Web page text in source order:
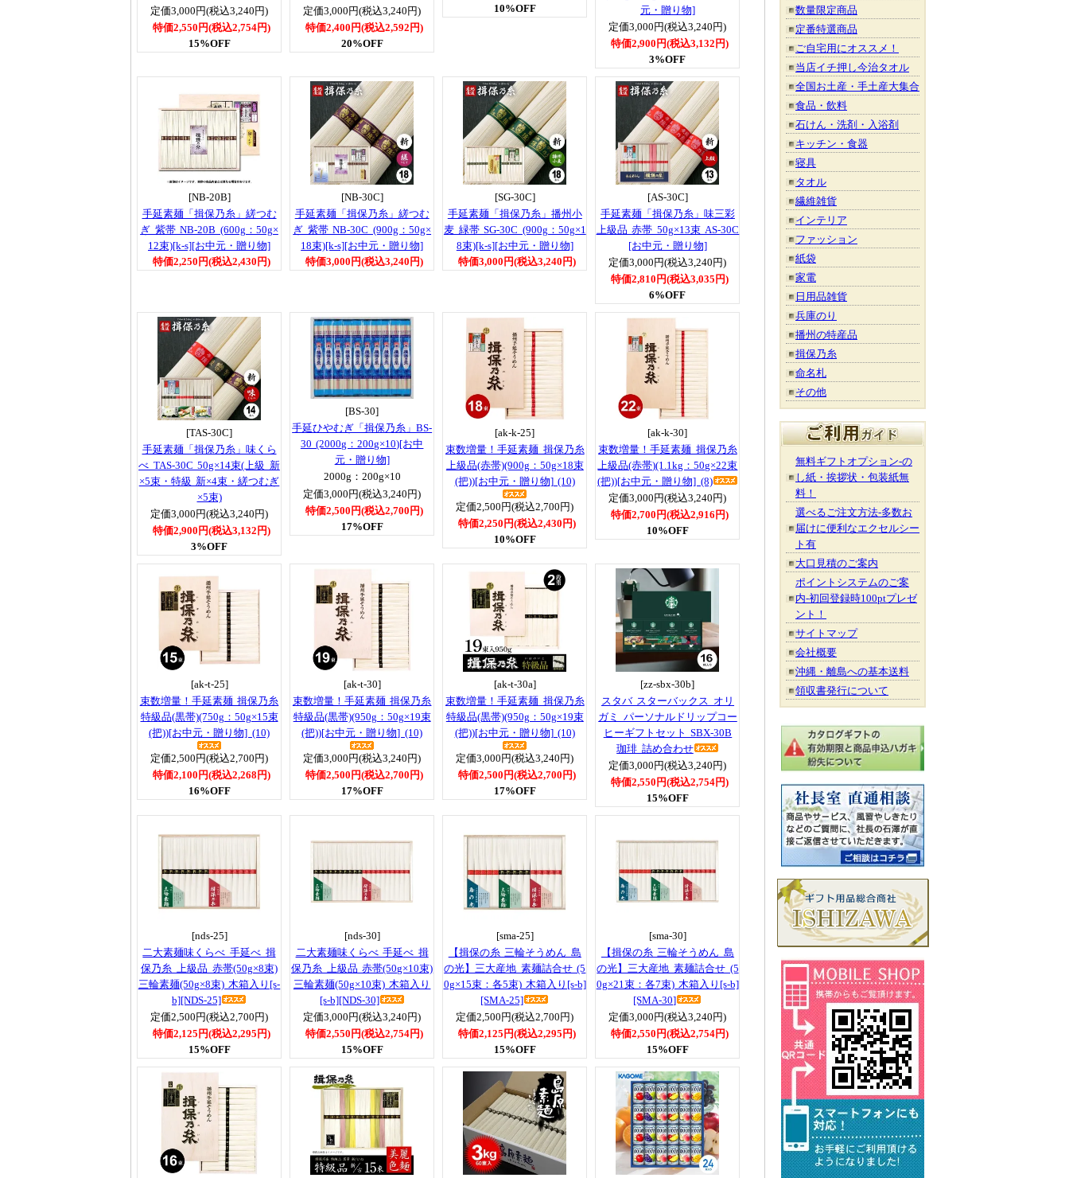
定価3,000円(税込3,240円)
特価2,550円(税込2,754円)
15%OFF
定価3,000円(税込3,240円)
特価2,400円(税込2,592円)
20%OFF
10%OFF
元・贈り物]
定価3,000円(税込3,240円)
特価2,900円(税込3,132円)
3%OFF
[NB-20B]
手延素麺「揖保乃糸」縒つむ
ぎ 紫帯 NB-20B (600g：50g×
12束)[k-s][お中元・贈り物]
特価2,250円(税込2,430円)
[NB-30C]
手延素麺「揖保乃糸」縒つむ
ぎ 紫帯 NB-30C (900g：50g×
18束)[k-s][お中元・贈り物]
特価3,000円(税込3,240円)
[SG-30C]
手延素麺「揖保乃糸」播州小
麦 緑帯 SG-30C (900g：50g×1
8束)[k-s][お中元・贈り物]
特価3,000円(税込3,240円)
[AS-30C]
手延素麺「揖保乃糸」味三彩
上級品 赤帯 50g×13束 AS-30C
[お中元・贈り物]
定価3,000円(税込3,240円)
特価2,810円(税込3,035円)
6%OFF
[TAS-30C]
手延素麺「揖保乃糸」味くら
べ TAS-30C 50g×14束(上級 新
×5束・特級 新×4束・縒つむぎ
×5束)
定価3,000円(税込3,240円)
特価2,900円(税込3,132円)
3%OFF
[BS-30]
手延ひやむぎ「揖保乃糸」BS-
30 (2000g：200g×10)[お中
元・贈り物]
2000g：200g×10
定価3,000円(税込3,240円)
特価2,500円(税込2,700円)
17%OFF
[ak-k-25]
束数増量！手延素麺 揖保乃糸
上級品(赤帯)(900g：50g×18束
(把))[お中元・贈り物] (10)
定価2,500円(税込2,700円)
特価2,250円(税込2,430円)
10%OFF
[ak-k-30]
束数増量！手延素麺 揖保乃糸
上級品(赤帯)(1.1kg：50g×22束
(把))[お中元・贈り物] (8)
定価3,000円(税込3,240円)
特価2,700円(税込2,916円)
10%OFF
[ak-t-25]
束数増量！手延素麺 揖保乃糸
特級品(黒帯)(750g：50g×15束
(把))[お中元・贈り物] (10)
定価2,500円(税込2,700円)
特価2,100円(税込2,268円)
16%OFF
[ak-t-30]
束数増量！手延素麺 揖保乃糸
特級品(黒帯)(950g：50g×19束
(把))[お中元・贈り物] (10)
定価3,000円(税込3,240円)
特価2,500円(税込2,700円)
17%OFF
[ak-t-30a]
束数増量！手延素麺 揖保乃糸
特級品(黒帯)(950g：50g×19束
(把))[お中元・贈り物] (10)
定価3,000円(税込3,240円)
特価2,500円(税込2,700円)
17%OFF
[zz-sbx-30b]
スタバ スターバックス オリ
ガミ パーソナルドリップコー
ヒーギフトセット SBX-30B
珈琲 詰め合わせ
定価3,000円(税込3,240円)
特価2,550円(税込2,754円)
15%OFF
[nds-25]
二大素麺味くらべ 手延べ 揖
保乃糸 上級品 赤帯(50g×8束)
三輪素麺(50g×8束) 木箱入り[s-
b][NDS-25]
定価2,500円(税込2,700円)
特価2,125円(税込2,295円)
15%OFF
[nds-30]
二大素麺味くらべ 手延べ 揖
保乃糸 上級品 赤帯(50g×10束)
三輪素麺(50g×10束) 木箱入り
[s-b][NDS-30]
定価3,000円(税込3,240円)
特価2,550円(税込2,754円)
15%OFF
[sma-25]
【揖保の糸 三輪そうめん 島
の光】三大産地 素麺詰合せ (5
0g×15束：各5束) 木箱入り[s-b]
[SMA-25]
定価2,500円(税込2,700円)
特価2,125円(税込2,295円)
15%OFF
[sma-30]
【揖保の糸 三輪そうめん 島
の光】三大産地 素麺詰合せ (5
0g×21束：各7束) 木箱入り[s-b]
[SMA-30]
定価3,000円(税込3,240円)
特価2,550円(税込2,754円)
15%OFF
数量限定商品
定番特選商品
ご自宅用にオススメ！
当店イチ押し今治タオル
全国お土産・手土産大集合
食品・飲料
石けん・洗剤・入浴剤
キッチン・食器
寝具
タオル
繊維雑貨
インテリア
ファッション
紙袋
家電
日用品雑貨
兵庫のり
播州の特産品
揖保乃糸
命名札
その他
無料ギフトオプション-の
し紙・挨拶状・包装紙無
料！
選べるご注文方法-多数お
届けに便利なエクセルシー
ト有
大口見積のご案内
ポイントシステムのご案
内-初回登録時100ptプレゼ
ント！
サイトマップ
会社概要
沖縄・離島への基本送料
領収書発行について